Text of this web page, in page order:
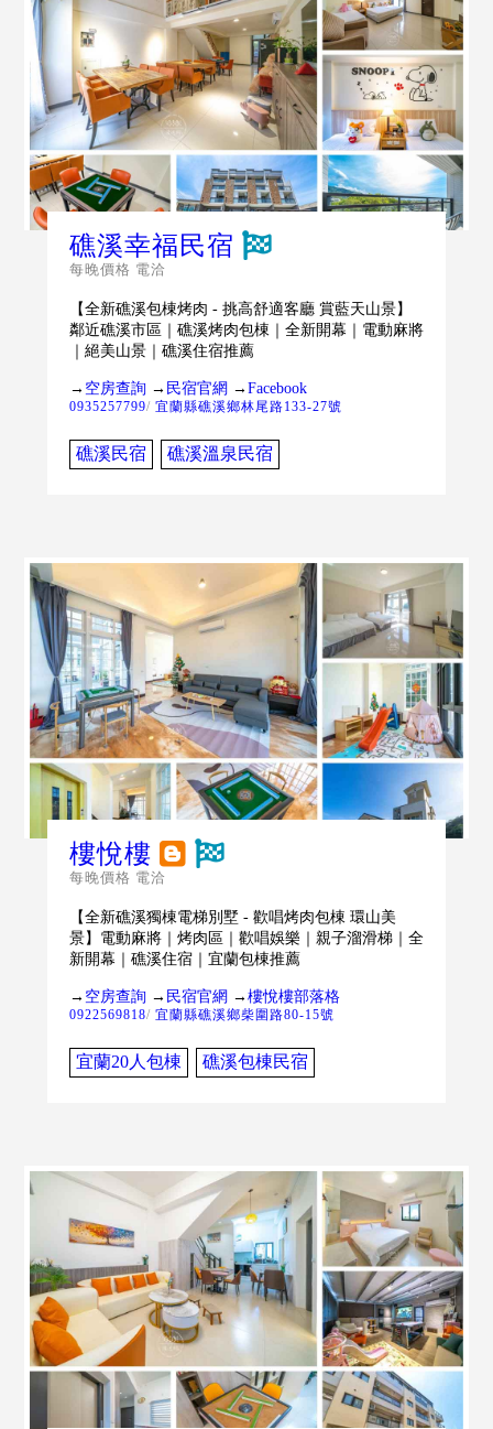
礁溪幸福民宿
每晚價格 電洽
【全新礁溪包棟烤肉 - 挑高舒適客廳 賞藍天山景】
鄰近礁溪市區｜礁溪烤肉包棟｜全新開幕｜電動麻將
｜絕美山景｜礁溪住宿推薦
→ 空房查詢→ 民宿官網 →Facebook
0935257799/ 宜蘭縣礁溪鄉林尾路133-27號
礁溪民宿 礁溪溫泉民宿
樓悅樓
每晚價格 電洽
【全新礁溪獨棟電梯別墅 - 歡唱烤肉包棟 環山美
景】電動麻將｜烤肉區｜歡唱娛樂｜親子溜滑梯｜全
新開幕｜礁溪住宿｜宜蘭包棟推薦
→ 空房查詢→ 民宿官網 →樓悅樓部落格
0922569818/ 宜蘭縣礁溪鄉柴圍路80-15號
宜蘭20人包棟 礁溪包棟民宿